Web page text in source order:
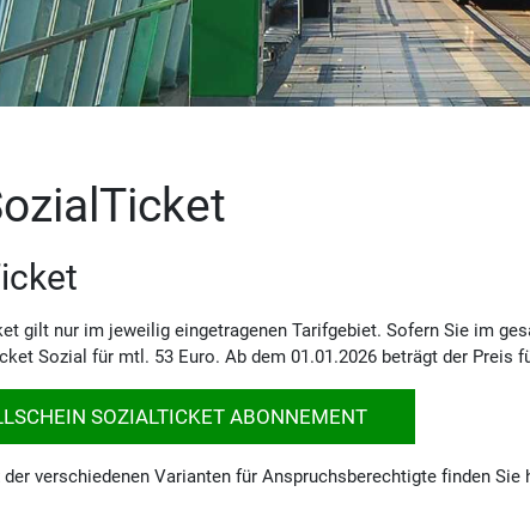
gilt nur im jeweilig eingetragenen Tarifgebiet. Sofern Sie im
Sozial für mtl. 53 Euro. Ab dem 01.01.2026 beträgt der
SOZIALTICKET ABONNEMENT
der verschiedenen Varianten für Anspruchsberechtigte finden Sie